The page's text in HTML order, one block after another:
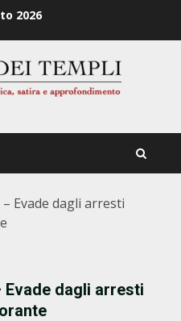
2026
Evade dagli arresti
Evade dagli arresti